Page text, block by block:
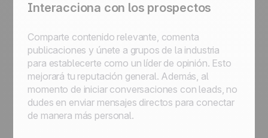
Interacciona con los prospectos
Comparte contenido relevante, comenta
publicaciones y únete a grupos de la industria
para establecerte como un líder de opinión. Esto
mejorará tu reputación general. Además, al
momento de iniciar conversaciones con leads, no
dudes en enviar mensajes directos para conectar
de manera más personal.